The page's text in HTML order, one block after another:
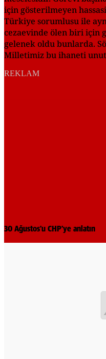
için gösterilmeyen
Türkiye sorumlusu ile
cezaevinde ölen biri için
gelenek oldu bunlarda.
Milletimiz bu ihaneti
REKLAM
30 Ağustos’u CHP’ye anlatın